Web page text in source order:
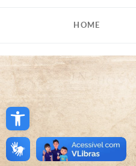
Open toolbar
HOME